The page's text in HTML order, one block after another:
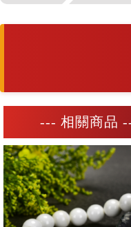
--- 相關商品